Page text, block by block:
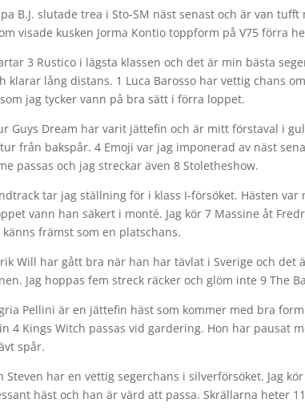
B.J. slutade trea i Sto-SM näst senast och är van
visade kusken Jorma Kontio toppform på V75 förra
3 Rustico i lägsta klassen och det är min bästa
klarar lång distans. 1 Luca Barosso har vettig chans
som jag tycker vann på bra sätt i förra loppet.
Guys Dream har varit jättefin och är mitt förstaval i
från bakspår. 4 Emoji var jag imponerad av näst
passas och jag streckar även 8 Stoletheshow.
tar jag ställning för i klass I-försöket. Hästen
vann han säkert i monté. Jag kör 7 Massine åt
främst som en platschans.
Will har gått bra när han har tävlat i Sverige och
Jag hoppas fem streck räcker och glöm inte 9 The
Pellini är en jättefin häst som kommer med bra
4 Kings Witch passas vid gardering. Hon har pausat
spår.
Steven har en vettig segerchans i silverförsöket. Jag
häst och han är värd att passa. Skrällarna heter